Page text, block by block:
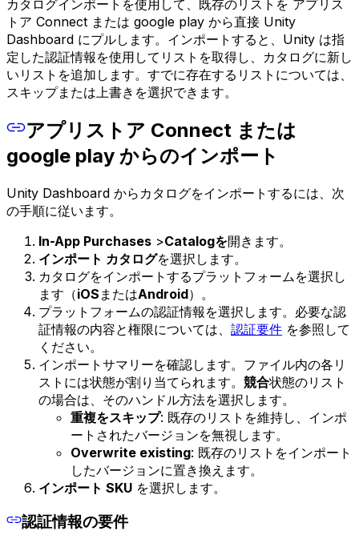
カタログインポートを使用して、既存のリストを アプリス
トア Connect または google play から直接 Unity
Dashboard にプルします。インポートすると、Unity は指
定した認証情報を使用してリストを取得し、カタログに新し
いリストを追加します。すでに存在するリストについては、
スキップまたは上書きを選択できます。
アプリストア Connect または
google play からのインポート
Unity Dashboard からカタログをインポートするには、次
の手順に従います。
In-App Purchases >Catalogを開きます。
インポート カタログを選択します。
カタログをインポートするプラットフォームを選択し
ます（iOS またはAndroid）。
プラットフォームの認証情報を選択します。必要な認
証情報の内容と権限については、 認証要件 を参照して
ください。
インポートサマリーを確認します。ファイル内の各リ
ストには状態が割り当てられます。 競合状態のリスト
の場合は、そのハンドル方法を選択します。
重複をスキップ: 既存のリストを維持し、インポ
ートされたバージョンを無視します。
Overwrite existing: 既存のリストをインポート
したバージョンに置き換えます。
インポート SKU を選択します。
認証情報の要件